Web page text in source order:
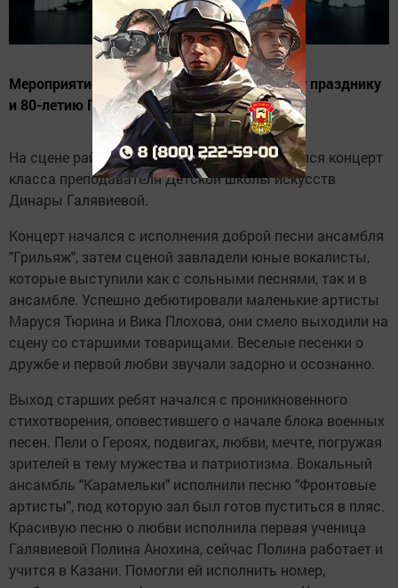
Мероприятие посвятили первому весеннему празднику
и 80-летию Победы
На сцене районного Дома культуры состоялся концерт
класса преподавателя Детской школы искусств
Динары Галявиевой.
Концерт начался с исполнения доброй песни ансамбля
"Грильяж", затем сценой завладели юные вокалисты,
которые выступили как с сольными песнями, так и в
ансамбле. Успешно дебютировали маленькие артисты
Маруся Тюрина и Вика Плохова, они смело выходили на
сцену со старшими товарищами. Веселые песенки о
дружбе и первой любви звучали задорно и осознанно.
Выход старших ребят начался с проникновенного
стихотворения, оповестившего о начале блока военных
песен. Пели о Героях, подвигах, любви, мечте, погружая
зрителей в тему мужества и патриотизма. Вокальный
ансамбль "Карамельки" исполнили песню "Фронтовые
артисты", под которую зал был готов пуститься в пляс.
Красивую песню о любви исполнила первая ученица
Галявиевой Полина Анохина, сейчас Полина работает и
учится в Казани. Помогли ей исполнить номер,